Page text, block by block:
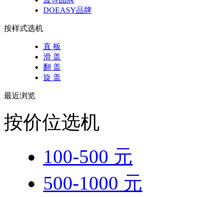
DOEASY品牌
按样式选机
直 板
滑 盖
翻 盖
旋 盖
最近浏览
按价位选机
100-500 元
500-1000 元